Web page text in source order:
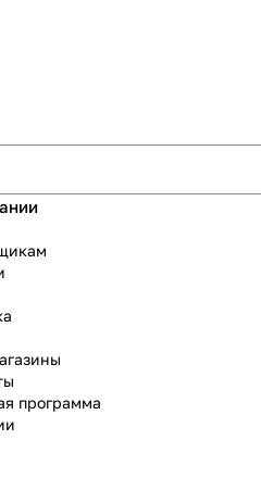
программа